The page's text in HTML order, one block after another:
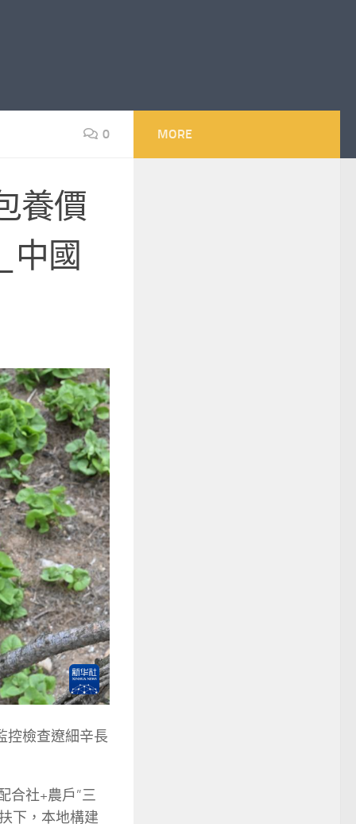
0
養價
中國
控檢查遼細辛長
合社+農戶”三
下，本地構建
MORE